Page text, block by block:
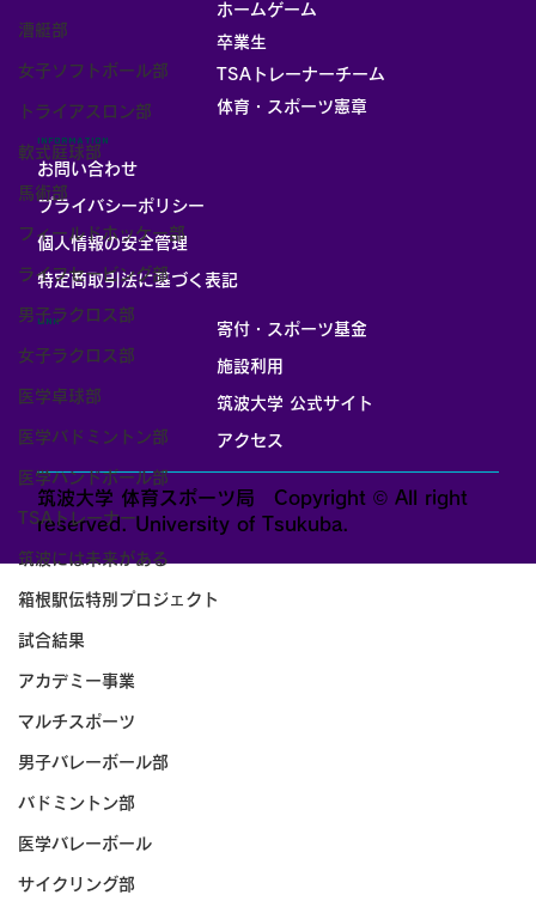
漕艇部
女子ソフトボール部
トライアスロン部
軟式庭球部
馬術部
フィールドホッケー部
ライフセービング部
男子ラクロス部
女子ラクロス部
医学卓球部
医学バドミントン部
医学ハンドボール部
TSAトレーナー
筑波には未来がある
箱根駅伝特別プロジェクト
試合結果
アカデミー事業
マルチスポーツ
男子バレーボール部
バドミントン部
医学バレーボール
サイクリング部
ホームゲーム
卒業生
TSAトレーナーチーム
体育・スポーツ憲章
寄付・スポーツ基金
施設利用
筑波大学 公式サイト
アクセス
LINK
INFORMATION
お問い合わせ
プライバシーポリシー
個人情報の安全管理
​特定商取引法に基づく表記
筑波大学 体育スポーツ局 Copyright © All right
reserved. University of Tsukuba.